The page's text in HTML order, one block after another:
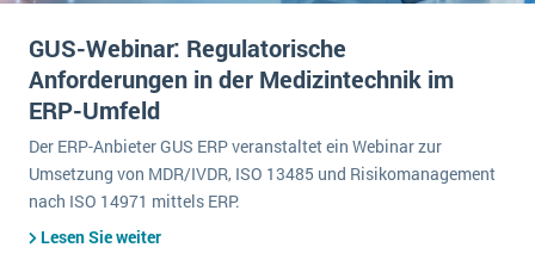
GUS-Webinar: Regulatorische
Anforderungen in der Medizintechnik im
ERP-Umfeld
Der ERP-Anbieter GUS ERP veranstaltet ein Webinar zur
Umsetzung von MDR/IVDR, ISO 13485 und Risikomanagement
nach ISO 14971 mittels ERP.
Lesen Sie weiter